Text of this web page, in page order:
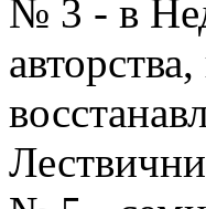
№ 3 - в